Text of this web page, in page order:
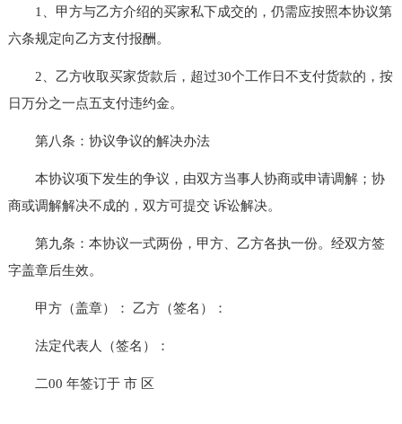
1、甲方与乙方介绍的买家私下成交的，仍需应按照本协议第
六条规定向乙方支付报酬。
2、乙方收取买家货款后，超过30个工作日不支付货款的，按
日万分之一点五支付违约金。
第八条：协议争议的解决办法
本协议项下发生的争议，由双方当事人协商或申请调解；协
商或调解解决不成的，双方可提交 诉讼解决。
第九条：本协议一式两份，甲方、乙方各执一份。经双方签
字盖章后生效。
甲方（盖章）： 乙方（签名）：
法定代表人（签名）：
二00 年签订于 市 区